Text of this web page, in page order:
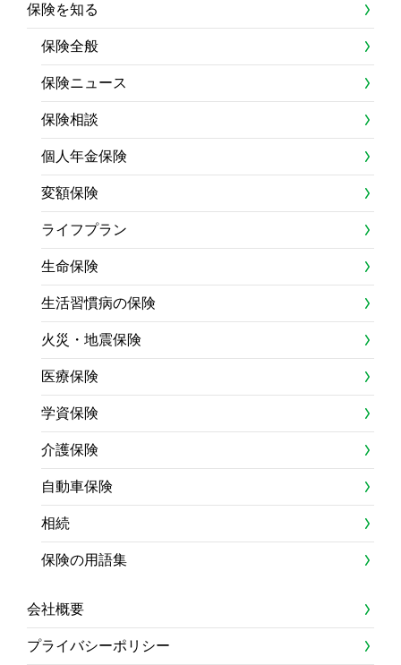
保険を知る
保険全般
保険ニュース
保険相談
個人年金保険
変額保険
ライフプラン
生命保険
生活習慣病の保険
火災・地震保険
医療保険
学資保険
介護保険
自動車保険
相続
保険の用語集
会社概要
プライバシーポリシー